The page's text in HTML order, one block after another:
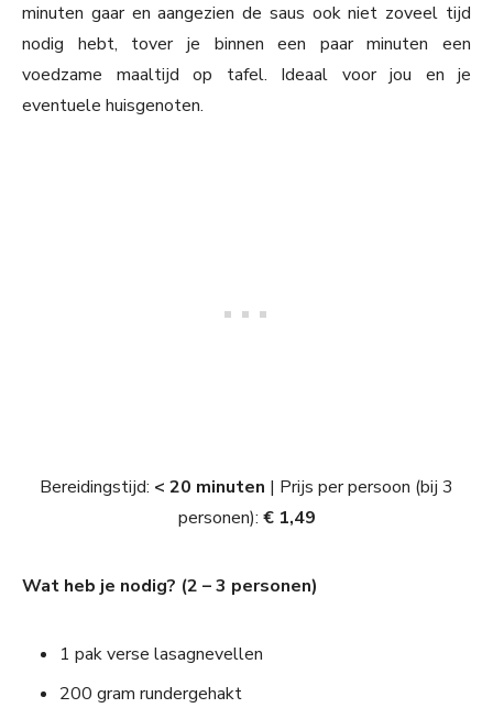
minuten gaar en aangezien de saus ook niet zoveel tijd
nodig hebt, tover je binnen een paar minuten een
voedzame maaltijd op tafel. Ideaal voor jou en je
eventuele huisgenoten.
Bereidingstijd: < 20 minuten | Prijs per persoon (bij 3
personen): € 1,49
Wat heb je nodig? (2 – 3 personen)
1 pak verse lasagnevellen
200 gram rundergehakt